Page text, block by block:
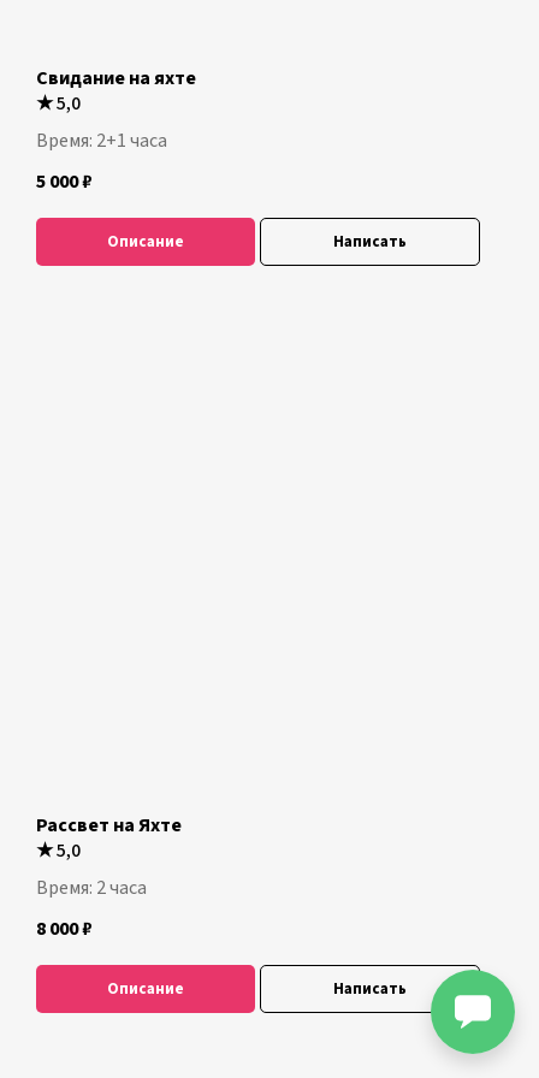
Свидание на яхте
★5,0
Время: 2+1 часа
5 000₽
Описание Написать
Рассвет на Яхте
★5,0
Время: 2 часа
8 000₽
Описание Написать